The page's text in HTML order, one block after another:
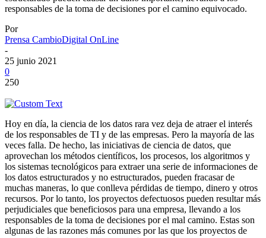
responsables de la toma de decisiones por el camino equivocado.
Por
Prensa CambioDigital OnLine
-
25 junio 2021
0
250
Hoy en día, la ciencia de los datos rara vez deja de atraer el interés
de los responsables de TI y de las empresas. Pero la mayoría de las
veces falla. De hecho, las iniciativas de ciencia de datos, que
aprovechan los métodos científicos, los procesos, los algoritmos y
los sistemas tecnológicos para extraer una serie de informaciones de
los datos estructurados y no estructurados, pueden fracasar de
muchas maneras, lo que conlleva pérdidas de tiempo, dinero y otros
recursos. Por lo tanto, los proyectos defectuosos pueden resultar más
perjudiciales que beneficiosos para una empresa, llevando a los
responsables de la toma de decisiones por el mal camino. Estas son
algunas de las razones más comunes por las que los proyectos de